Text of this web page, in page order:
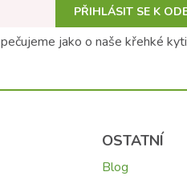
PŘIHLÁSIT SE K
pečujeme jako o naše křehké
OSTATNÍ
Blog